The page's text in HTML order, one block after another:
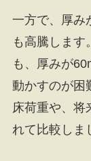
一方で、厚み
も高騰します
も、厚みが
動かすのが困
床荷重や、将
れて比較しま